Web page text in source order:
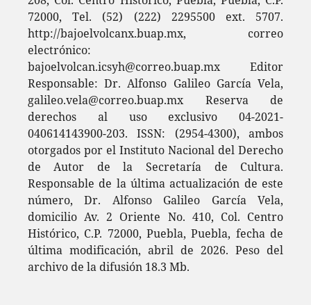
72000, Tel. (52) (222) 2295500 ext. 5707.
http://bajoelvolcanx.buap.mx, correo
electrónico:
bajoelvolcan.icsyh@correo.buap.mx Editor
Responsable: Dr. Alfonso Galileo García Vela,
galileo.vela@correo.buap.mx Reserva de
derechos al uso exclusivo 04-2021-
040614143900-203. ISSN: (2954-4300), ambos
otorgados por el Instituto Nacional del Derecho
de Autor de la Secretaría de Cultura.
Responsable de la última actualización de este
número, Dr. Alfonso Galileo García Vela,
domicilio Av. 2 Oriente No. 410, Col. Centro
Histórico, C.P. 72000, Puebla, Puebla, fecha de
última modificación, abril de 2026. Peso del
archivo de la difusión 18.3 Mb.